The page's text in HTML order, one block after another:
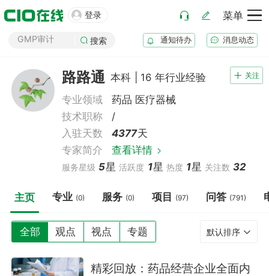
 登录 菜单
药厂筹建
GSP审计
化妆品注册
医疗器械注册
药品上市后变更
搜索 通知待办 消息动态
路路通 本科 | 16 年行业经验
专业领域
药品 医疗器械
技术职称
/
入驻天数
4377天
专家简介
查看详情
服务星级 5星 活跃度 1星 热度 1星 关注数 32
关注
主页 专业 (0) 服务 (0) 项目 (97) 问答 (791)
全部 观点 视点 专题 默认排序
精彩回放：药品经营企业全面内